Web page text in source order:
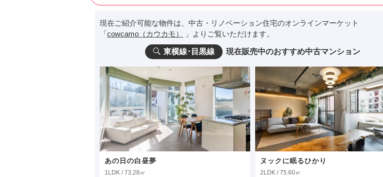
現在ご紹介可能な物件は、中古・リノベーション住宅のオンラインマーケット
「cowcamo（カウカモ） 」よりご覧いただけます。
東横線･目黒線 現在販売中のおすすめ中古マンション
あの日の白昼夢
1LDK / 73.28㎡
ヌックに眠るひかり
2LDK / 75.60㎡